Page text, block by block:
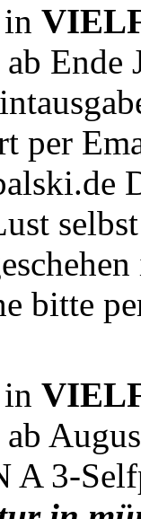
Ende
per
bitte
A 3-